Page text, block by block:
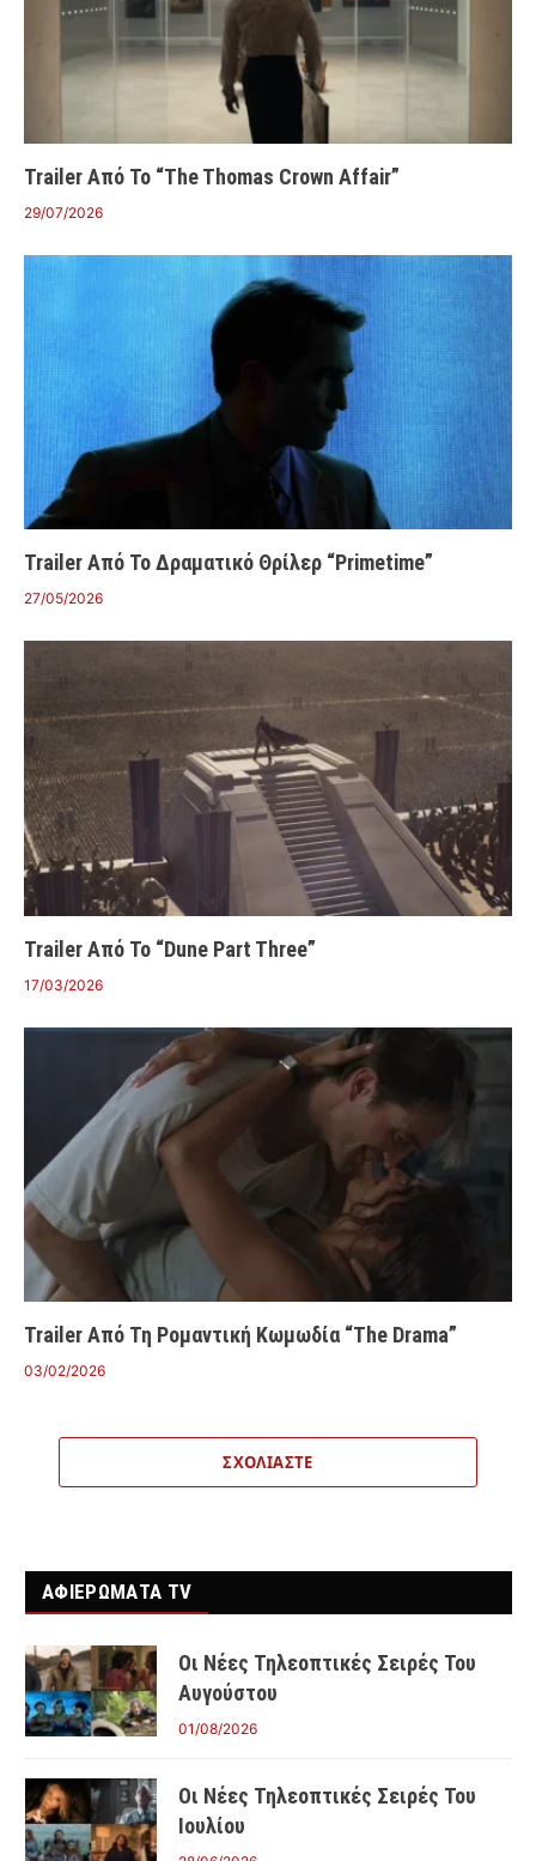
Trailer Από Το “The Thomas Crown Affair”
29/07/2026
Trailer Από Το Δραματικό Θρίλερ “Primetime”
27/05/2026
Trailer Από Το “Dune Part Three”
17/03/2026
Trailer Από Τη Ρομαντική Κωμωδία “The Drama”
03/02/2026
ΣΧΟΛΙΆΣΤΕ
ΑΦΙΕΡΩΜΑΤΑ TV
Οι Νέες Τηλεοπτικές Σειρές Του
Αυγούστου
01/08/2026
Οι Νέες Τηλεοπτικές Σειρές Του
Ιουλίου